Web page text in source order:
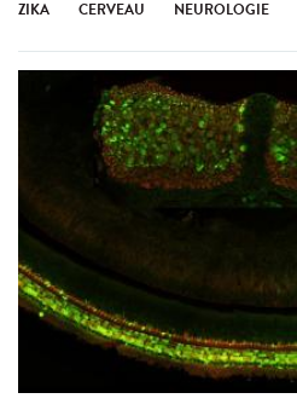
ZIKA CERVEAU NEUROLOGIE